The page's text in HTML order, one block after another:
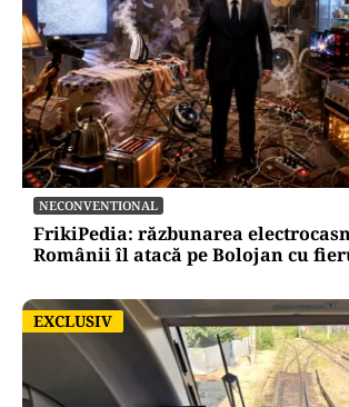
NECONVENTIONAL
FrikiPedia: răzbunarea
Românii îl atacă pe Bolojan cu
EXCLUSIV
EXCLUSIV